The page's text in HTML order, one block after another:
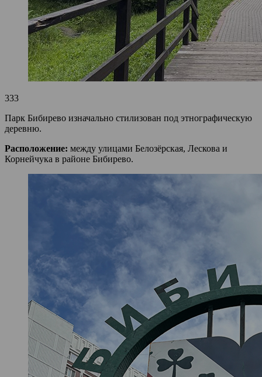
333
Парк Бибирево изначально стилизован под этнографическую
деревню.
Расположение: между улицами Белозёрская, Лескова и
Корнейчука в районе Бибирево.